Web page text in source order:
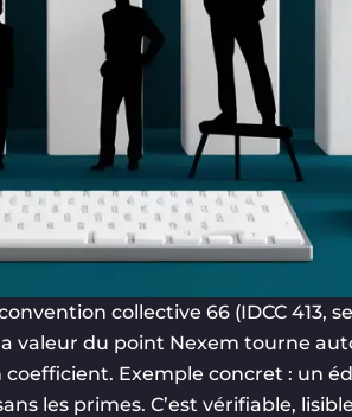
collective 66 (IDCC 413,
valeur du point Nexem tourne
coefficient. Exemple concret : un
les primes. C’est vérifiable,